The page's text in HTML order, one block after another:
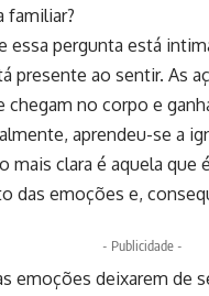
familiar?
essa pergunta está
presente ao sentir. As
no corpo e
aprendeu-se a
mais clara é aquela
das emoções e,
- Publicidade -
emoções deixarem de